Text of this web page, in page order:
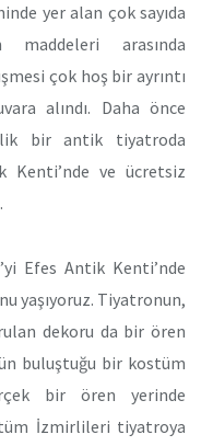
yer alan çok sayıda
maddeleri arasında
çok hoş bir ayrıntı
alındı. Daha önce
bir antik tiyatroda
Kenti’nde ve ücretsiz
Efes Antik Kenti’nde
yaşıyoruz. Tiyatronun,
dekoru da bir ören
buluştuğu bir kostüm
bir ören yerinde
İzmirlileri tiyatroya